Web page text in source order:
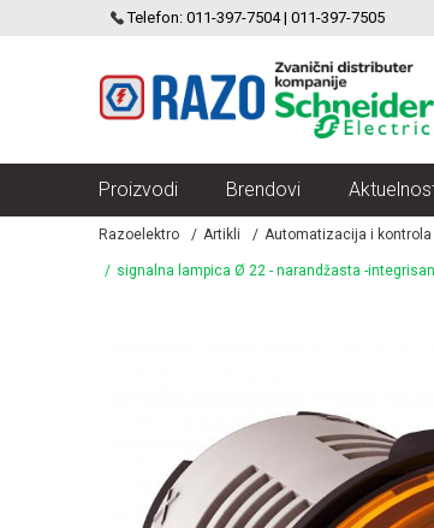
Telefon: 011-397-7504 | 011-397-7505
ELECTRIC VELIKI IZBOR MODULARNIH
Proizvodi Brendovi
Razoelektro Artikli Automatizacija i kontrola
signalna lampica Ø 22 - narandžasta -